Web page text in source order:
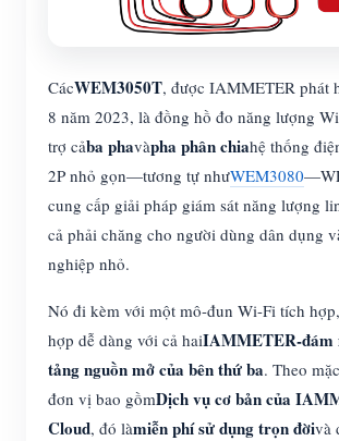
CácWEM3050T, được IAMMETER phát
8 năm 2023, là đồng hồ đo năng lượng
trợ cảba phavàpha phân chiahệ thống
2P nhỏ gọn—tương tự nhưWEM3080
cung cấp giải pháp giám sát năng lượng
cả phải chăng cho người dùng dân dụng
nghiệp nhỏ.
Nó đi kèm với một mô-đun Wi-Fi tích
hợp dễ dàng với cả haiIAMMETER-đám
tảng nguồn mở của bên thứ ba. Theo
đơn vị bao gồmDịch vụ cơ bản của
Cloud, đó làmiễn phí sử dụng trọn đờivà